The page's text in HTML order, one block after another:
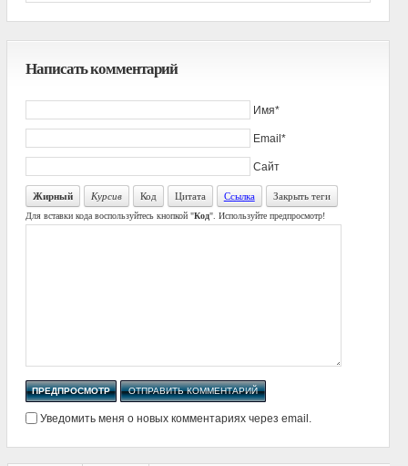
Написать комментарий
Имя*
Email*
Сайт
Жирный Курсив Код Цитата Ссылка Закрыть теги
Для вставки кода воспользуйтесь кнопкой "Код". Используйте предпросмотр!
Уведомить меня о новых комментариях через email.